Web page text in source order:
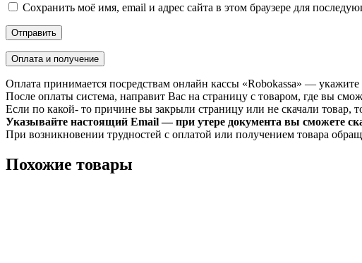
Сохранить моё имя, email и адрес сайта в этом браузере для
Оплата и получение
Оплата принимается посредствам онлайн кассы «Robokassa» —
После оплаты система, направит Вас на страницу с товаром, где вы
Если по какой- то причине вы закрыли страницу или не скачали товар,
Указывайте настоящий Email — при утере документа вы сможете
При возникновении трудностей с оплатой или получением товара
Похожие товары